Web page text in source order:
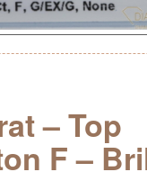
– Top
F –